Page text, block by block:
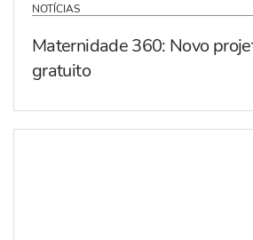
NOTÍCIAS
Maternidade 360: Novo
gratuito